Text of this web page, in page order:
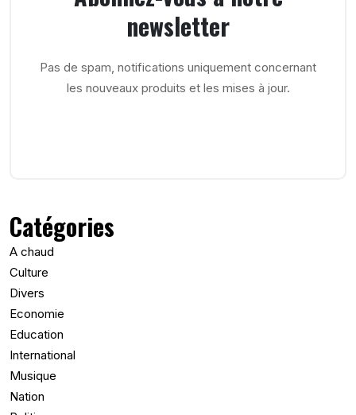
newsletter
Pas de spam, notifications uniquement concernant
les nouveaux produits et les mises à jour.
Catégories
A chaud
Culture
Divers
Economie
Education
International
Musique
Nation